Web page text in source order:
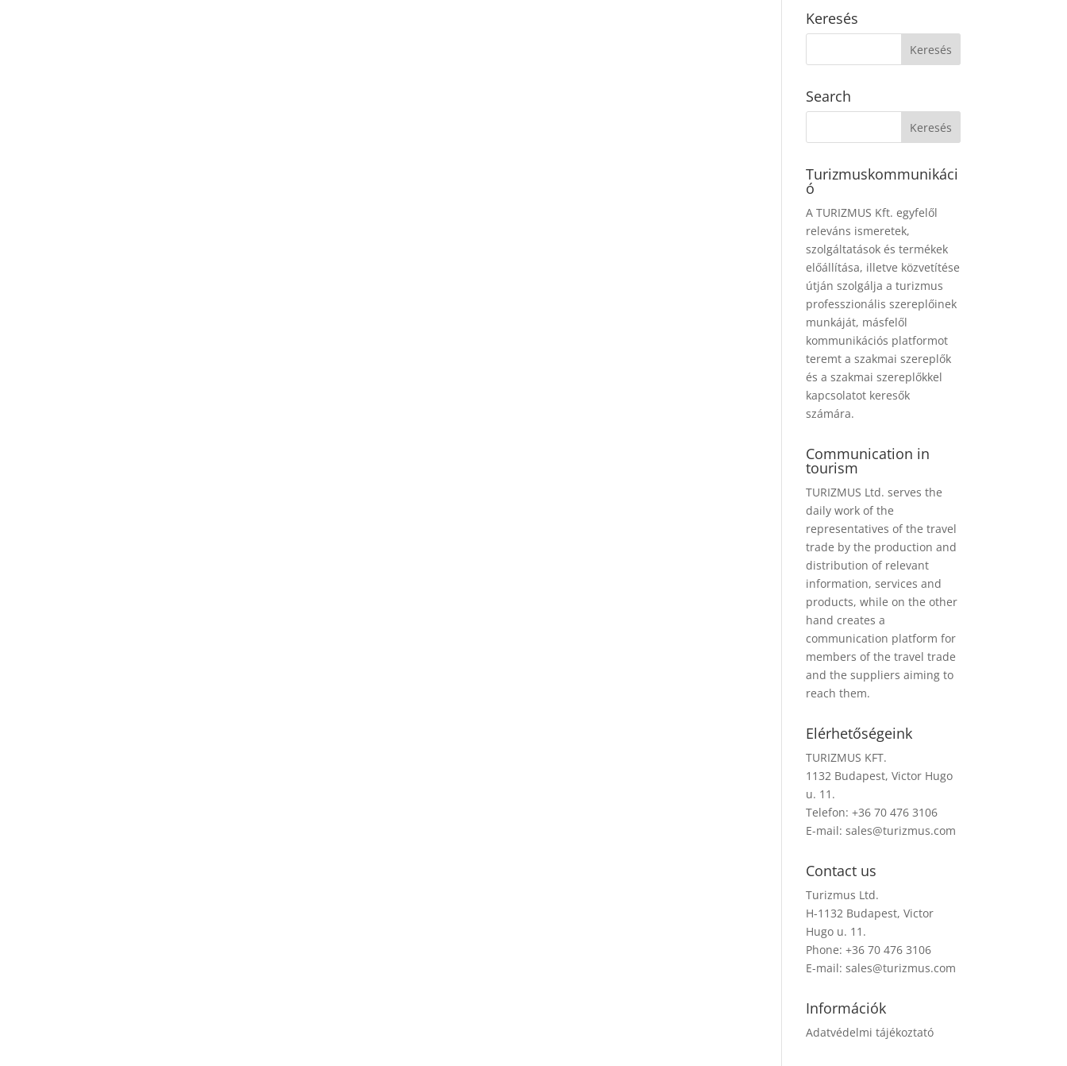
Keresés
Search
Turizmuskommunikáci
ó
A TURIZMUS Kft. egyfelől
releváns ismeretek,
szolgáltatások és termékek
előállítása, illetve közvetítése
útján szolgálja a turizmus
professzionális szereplőinek
munkáját, másfelől
kommunikációs platformot
teremt a szakmai szereplők
és a szakmai szereplőkkel
kapcsolatot keresők
számára.
Communication in
tourism
TURIZMUS Ltd. serves the
daily work of the
representatives of the travel
trade by the production and
distribution of relevant
information, services and
products, while on the other
hand creates a
communication platform for
members of the travel trade
and the suppliers aiming to
reach them.
Elérhetőségeink
TURIZMUS KFT.
1132 Budapest, Victor Hugo
u. 11.
Telefon: +36 70 476 3106
E-mail:sales@turizmus.com
Contact us
Turizmus Ltd.
H-1132 Budapest, Victor
Hugo u. 11.
Phone: +36 70 476 3106
E-mail:sales@turizmus.com
Információk
Adatvédelmi tájékoztató